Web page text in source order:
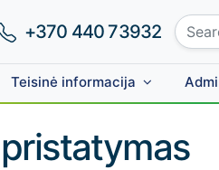
Phone number:
+370 440 73932 Search
Teisinė informacija